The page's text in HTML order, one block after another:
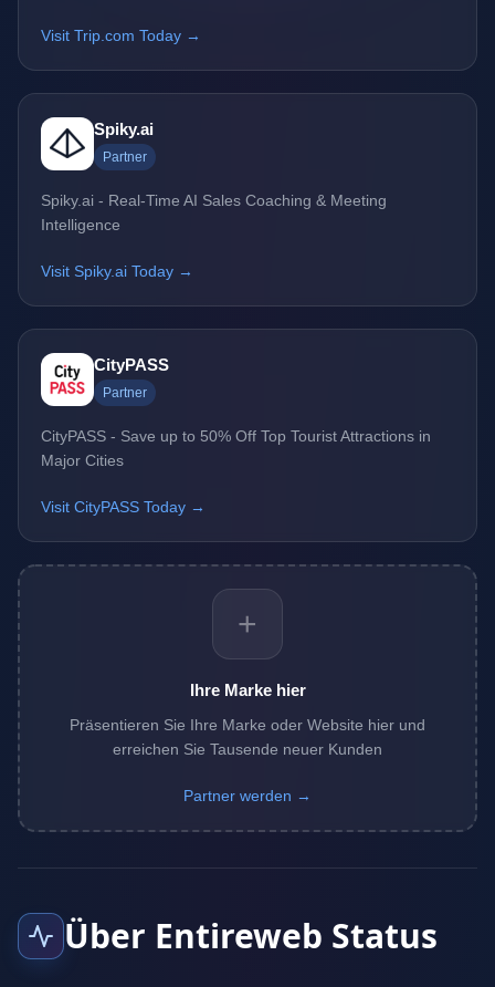
Visit Trip.com Today →
Spiky.ai
Partner
Spiky.ai - Real-Time AI Sales Coaching & Meeting
Intelligence
Visit Spiky.ai Today →
CityPASS
Partner
CityPASS - Save up to 50% Off Top Tourist Attractions in
Major Cities
Visit CityPASS Today →
+
Ihre Marke hier
Präsentieren Sie Ihre Marke oder Website hier und
erreichen Sie Tausende neuer Kunden
Partner werden →
Über Entireweb Status